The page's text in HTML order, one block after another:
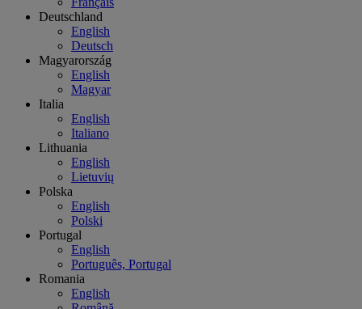
Deutschland
English
Deutsch
Magyarország
English
Magyar
Italia
English
Italiano
Lithuania
English
Lietuvių
Polska
English
Polski
Portugal
English
Português, Portugal
Romania
English